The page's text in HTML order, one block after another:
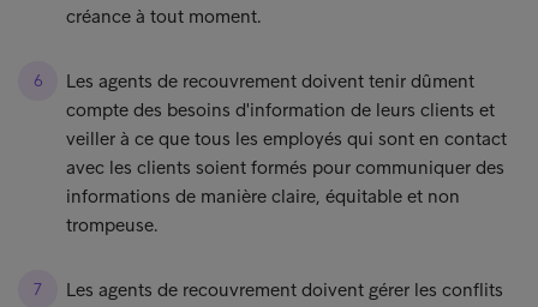
créance à tout moment.
Les agents de recouvrement doivent tenir dûment
compte des besoins d'information de leurs clients et
veiller à ce que tous les employés qui sont en contact
avec les clients soient formés pour communiquer des
informations de manière claire, équitable et non
trompeuse.
Les agents de recouvrement doivent gérer les conflits